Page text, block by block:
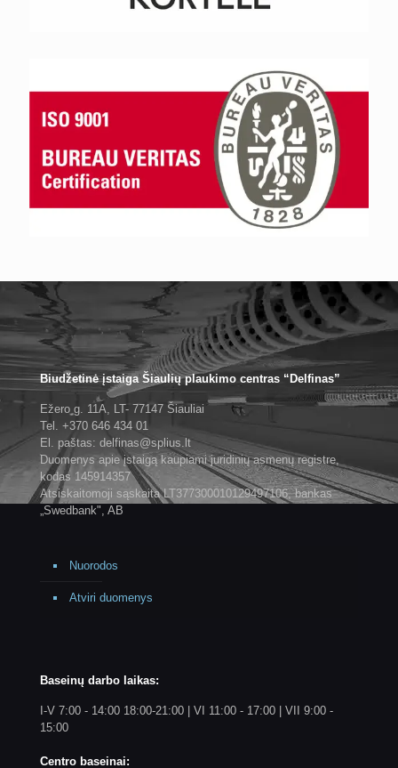
Biudžetinė įstaiga Šiaulių plaukimo centras “Delfinas”
Ežero g. 11A, LT- 77147 Šiauliai
Tel. +370 646 434 01
El. paštas: delfinas@splius.lt
Duomenys apie įstaigą kaupiami juridinių asmenų registre,
kodas 145914357
Atsiskaitomoji sąskaita LT377300010129497106, bankas
„Swedbank", AB
Nuorodos
Atviri duomenys
Baseinų darbo laikas:
I-V 7:00 - 14:00 18:00-21:00 | VI 11:00 - 17:00 | VII 9:00 -
15:00
Centro baseinai: